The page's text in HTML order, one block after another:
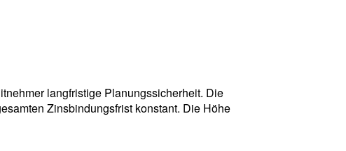
langfristige Planungssicherheit. Die
Zinsbindungsfrist konstant. Die Höhe